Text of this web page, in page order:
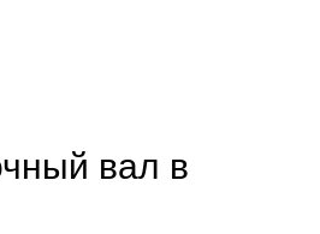
вал в